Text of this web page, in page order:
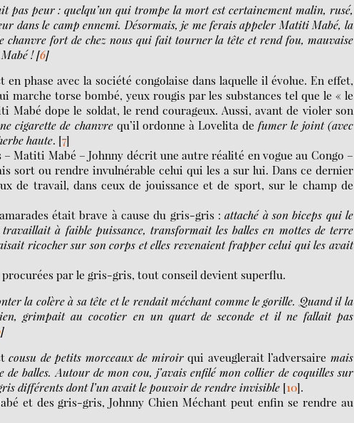
pas peur : quelqu’un qui trompe la mort est certainement malin, rusé,
dans le camp ennemi. Désormais, je me ferais appeler Matiti Mabé, la
chanvre fort de chez nous qui fait tourner la tête et rend fou, mauvaise
![6]
phase avec la société congolaise dans laquelle il évolue. En effet,
marche torse bombé, yeux rougis par les substances tel que le « le
Mabé dope le soldat, le rend courageux. Aussi, avant de violer son
cigarette de chanvrequ’il ordonne à Lovelita de fumer le joint (avec
haute. [7]
Matiti Mabé – Johnny décrit une autre réalité en vogue au Congo –
sort ou rendre invulnérable celui qui les a sur lui. Dans ce dernier
de travail, dans ceux de jouissance et de sport, sur le champ de
était brave à cause du gris-gris :attaché à son biceps qui le
à faible puissance, transformait les balles en mottes de terre
ricocher sur son corps et elles revenaient frapper celui qui les avait
par le gris-gris, tout conseil devient superflu.
la colère à sa tête et le rendait méchant comme le gorille. Quand il la
grimpait au cocotier en un quart de seconde et il ne fallait pas
]
cousu de petits morceaux de miroirqui aveuglerait l’adversaire mais
balles. Autour de mon cou, j’avais enfilé mon collier de coquilles sur
différents dont l’un avait le pouvoir de rendre invisible [10].
et des gris-gris, Johnny Chien Méchant peut enfin se rendre au